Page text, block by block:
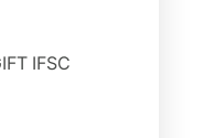
IFSC